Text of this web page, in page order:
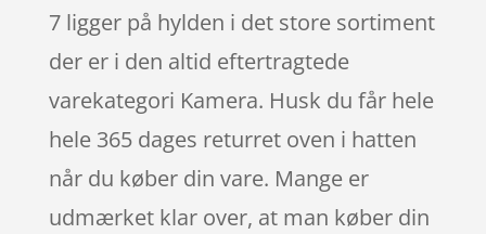
7 ligger på hylden i det store sortiment
der er i den altid eftertragtede
varekategori Kamera. Husk du får hele
hele 365 dages returret oven i hatten
når du køber din vare. Mange er
udmærket klar over, at man køber din